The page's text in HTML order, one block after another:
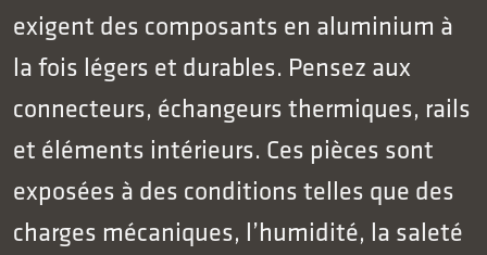
exigent des composants en aluminium à
la fois légers et durables. Pensez aux
connecteurs, échangeurs thermiques, rails
et éléments intérieurs. Ces pièces sont
exposées à des conditions telles que des
charges mécaniques, l’humidité, la saleté